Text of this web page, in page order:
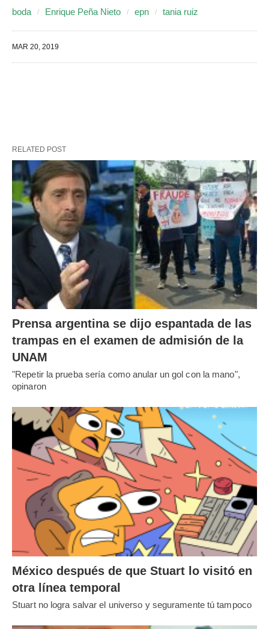
boda Enrique Peña Nieto epn tania ruiz
MAR 20, 2019
RELATED POST
Prensa argentina se dijo espantada de las
trampas en el examen de admisión de la
UNAM
"Repetir la prueba sería como anular un gol con la mano",
opinaron
México después de que Stuart lo visitó en
otra línea temporal
Stuart no logra salvar el universo y seguramente tú tampoco